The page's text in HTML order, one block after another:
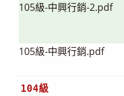
105級-中興行銷-2.pdf
105級-中興行銷.pdf
104級